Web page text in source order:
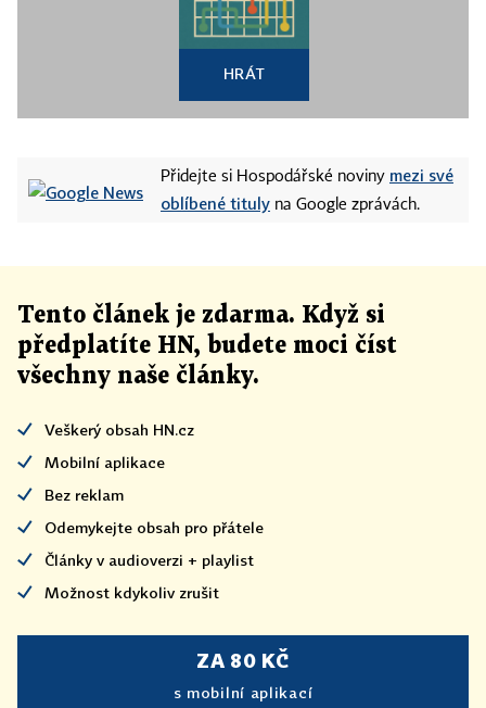
HRÁT
Přidejte si Hospodářské noviny mezi své
oblíbené tituly na Google zprávách.
Tento článek je zdarma. Když si
předplatíte HN, budete moci číst
všechny naše články.
Veškerý obsah HN.cz
Mobilní aplikace
Bez reklam
Odemykejte obsah pro přátele
Články v audioverzi + playlist
Možnost kdykoliv zrušit
ZA 80 KČ
s mobilní aplikací